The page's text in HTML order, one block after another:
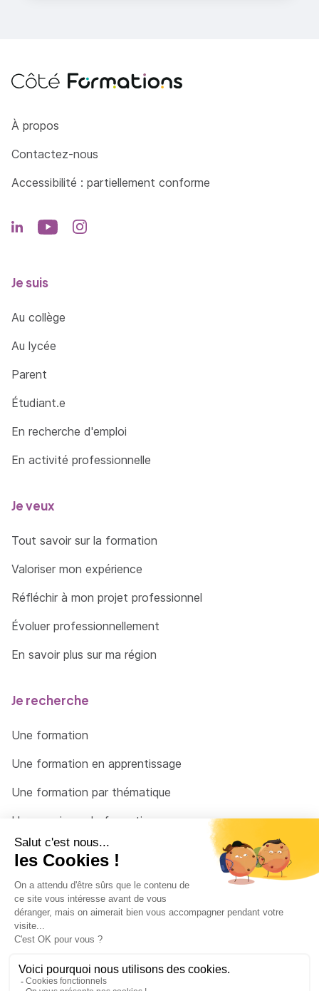
Côté Formations
À propos
Contactez-nous
Accessibilité : partiellement conforme
Je suis
Au collège
Au lycée
Parent
Étudiant.e
En recherche d'emploi
En activité professionnelle
Je veux
Tout savoir sur la formation
Valoriser mon expérience
Réfléchir à mon projet professionnel
Évoluer professionnellement
En savoir plus sur ma région
Je recherche
Une formation
Une formation en apprentissage
Une formation par thématique
Un organisme de formation
Un conseiller
© 2026 - Côté Formations - par Via Compétences
Menu Pied de page